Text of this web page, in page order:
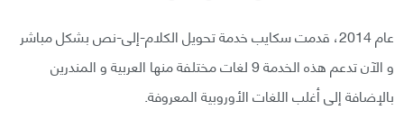
عام 2014، قدمت سكايب خدمة تحويل الكلام-إلى-نص بشكل مباشر
و الآن تدعم هذه الخدمة 9 لغات مختلفة منها العربية و المندرين
بالإضافة إلى أغلب اللغات الأوروبية المعروفة.